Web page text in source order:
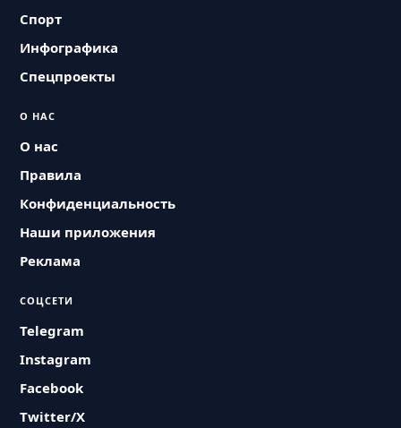
Спорт
Инфографика
Спецпроекты
О НАС
О нас
Правила
Конфиденциальность
Наши приложения
Реклама
СОЦСЕТИ
Telegram
Instagram
Facebook
Twitter/X